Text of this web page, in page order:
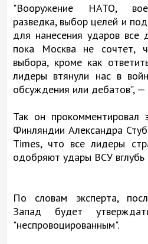
"Вооружение НАТО,
разведка, выбор целей и
для нанесения ударов все
пока Москва не сочтет,
выбора, кроме как
лидеры втянули нас в
обсуждения или дебатов",
Так он прокомментировал
Финляндии Александра
Times, что все лидеры
одобряют удары ВСУ вглубь
По словам эксперта,
Запад будет
"неспровоцированным".